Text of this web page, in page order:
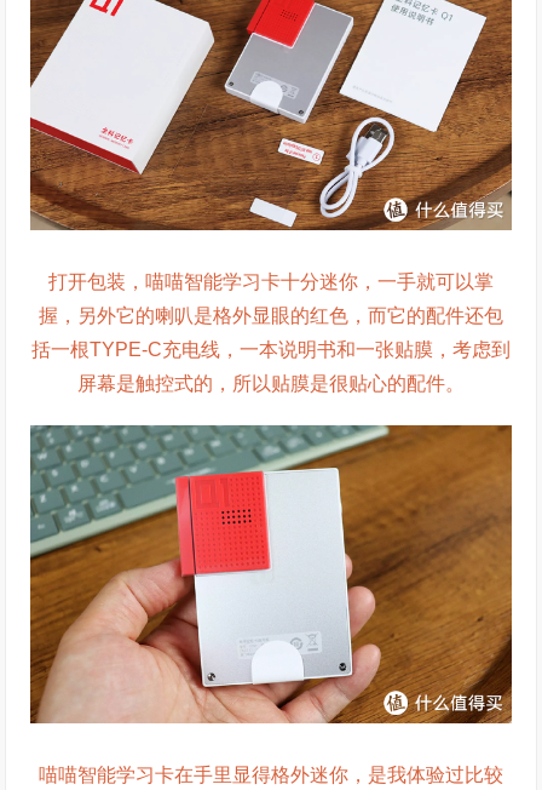
打开包装，喵喵智能学习卡十分迷你，一手就可以掌
握，另外它的喇叭是格外显眼的红色，而它的配件还包
括一根TYPE-C充电线，一本说明书和一张贴膜，考虑到
屏幕是触控式的，所以贴膜是很贴心的配件。
喵喵智能学习卡在手里显得格外迷你，是我体验过比较